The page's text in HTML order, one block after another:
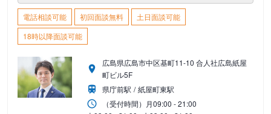
電話相談可能 初回面談無料
土日面談可能
18時以降面談可能
広島県広島市中区基町11-10 合人社広島紙屋
町ビル5F
県庁前駅
紙屋町東駅
（受付時間） 月09:00 - 21:00